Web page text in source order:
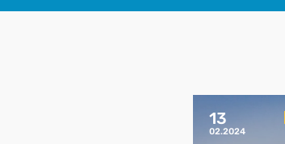
13
02.2024